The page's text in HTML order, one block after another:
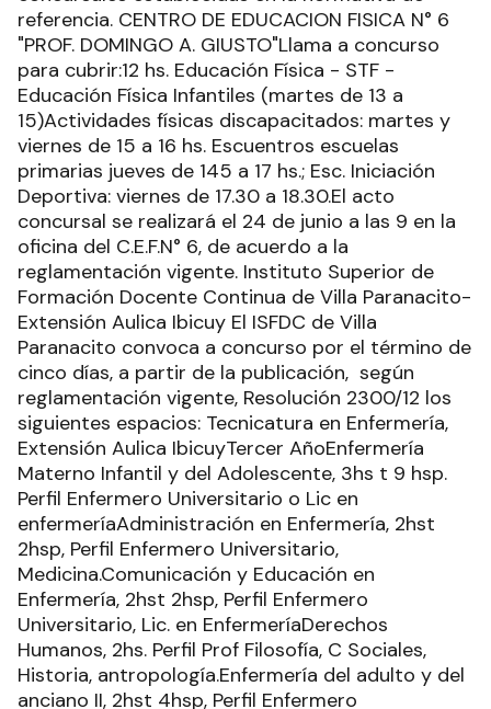
referencia. CENTRO DE EDUCACION FISICA N° 6
"PROF. DOMINGO A. GIUSTO"Llama a concurso
para cubrir:12 hs. Educación Física - STF -
Educación Física Infantiles (martes de 13 a
15)Actividades físicas discapacitados: martes y
viernes de 15 a 16 hs. Escuentros escuelas
primarias jueves de 145 a 17 hs.; Esc. Iniciación
Deportiva: viernes de 17.30 a 18.30.El acto
concursal se realizará el 24 de junio a las 9 en la
oficina del C.E.F.N° 6, de acuerdo a la
reglamentación vigente. Instituto Superior de
Formación Docente Continua de Villa Paranacito-
Extensión Aulica Ibicuy El ISFDC de Villa
Paranacito convoca a concurso por el término de
cinco días, a partir de la publicación, según
reglamentación vigente, Resolución 2300/12 los
siguientes espacios: Tecnicatura en Enfermería,
Extensión Aulica IbicuyTercer AñoEnfermería
Materno Infantil y del Adolescente, 3hs t 9 hsp.
Perfil Enfermero Universitario o Lic en
enfermeríaAdministración en Enfermería, 2hst
2hsp, Perfil Enfermero Universitario,
Medicina.Comunicación y Educación en
Enfermería, 2hst 2hsp, Perfil Enfermero
Universitario, Lic. en EnfermeríaDerechos
Humanos, 2hs. Perfil Prof Filosofía, C Sociales,
Historia, antropología.Enfermería del adulto y del
anciano II, 2hst 4hsp, Perfil Enfermero